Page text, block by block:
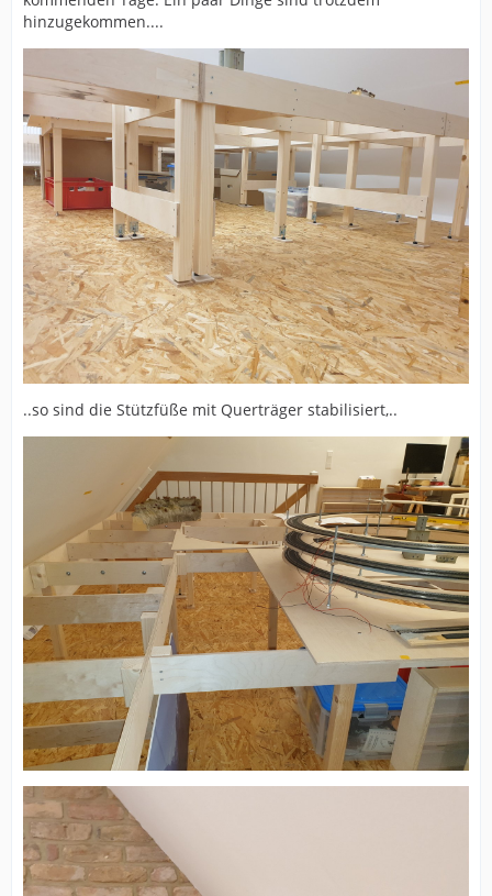
hinzugekommen....
..so sind die Stützfüße mit Querträger stabilisiert,..